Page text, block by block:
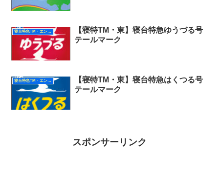
【寝特TM・東】寝台特急ゆうづる号
テールマーク
寝台特急TM・エンブレム（東日本）
【寝特TM・東】寝台特急はくつる号
テールマーク
スポンサーリンク